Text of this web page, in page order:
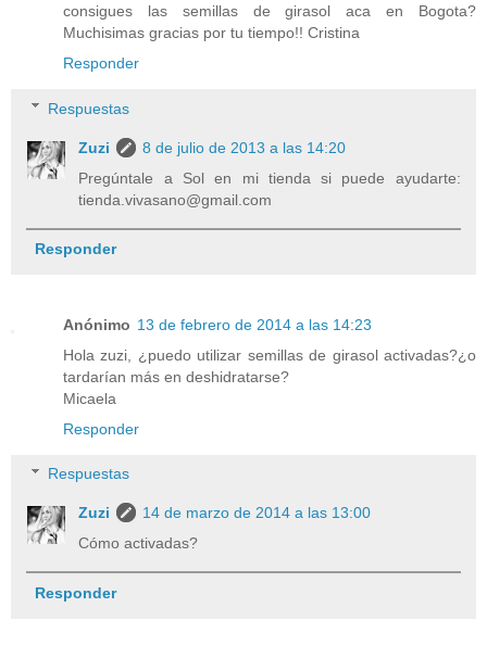
consigues las semillas de girasol aca en Bogota?
Muchisimas gracias por tu tiempo!! Cristina
Responder
Respuestas
Zuzi
8 de julio de 2013 a las 14:20
Pregúntale a Sol en mi tienda si puede ayudarte:
tienda.vivasano@gmail.com
Responder
Anónimo 13 de febrero de 2014 a las 14:23
Hola zuzi, ¿puedo utilizar semillas de girasol activadas?¿o
tardarían más en deshidratarse?
Micaela
Responder
Respuestas
Zuzi
14 de marzo de 2014 a las 13:00
Cómo activadas?
Responder